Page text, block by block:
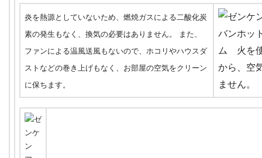
炎を熱源としていないため、燃焼ガスによる二酸化炭
素の発生もなく、換気の必要はありません。 また、
ファンによる温風送風もないので、ホコリやハウスダ
ストなどの巻き上げもなく、お部屋の空気をクリーン
に保ちます。